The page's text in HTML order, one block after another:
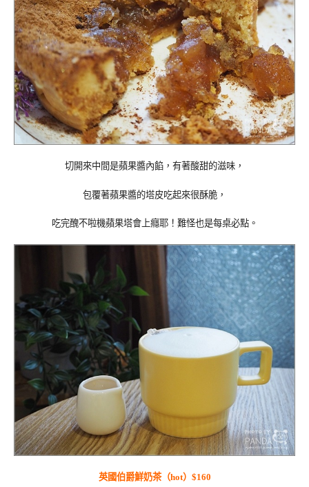
切開來中間是蘋果醬內餡，有著酸甜的滋味，
包覆著蘋果醬的塔皮吃起來很酥脆，
吃完醜不啦機蘋果塔會上癮耶！難怪也是每桌必點。
英國伯爵鮮奶茶（hot）$160